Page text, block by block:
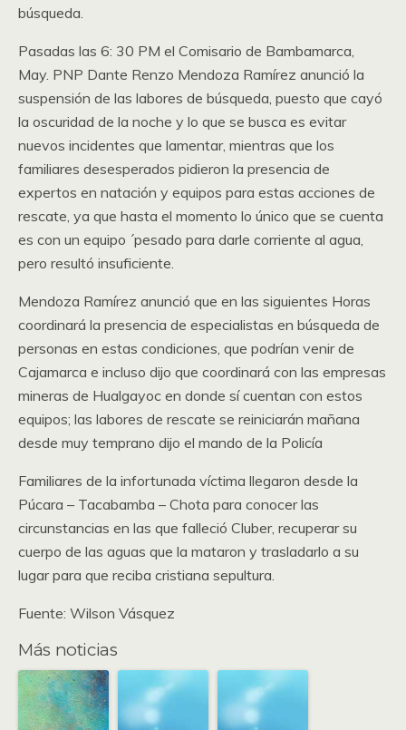
búsqueda.
Pasadas las 6: 30 PM el Comisario de Bambamarca,
May. PNP Dante Renzo Mendoza Ramírez anunció la
suspensión de las labores de búsqueda, puesto que cayó
la oscuridad de la noche y lo que se busca es evitar
nuevos incidentes que lamentar, mientras que los
familiares desesperados pidieron la presencia de
expertos en natación y equipos para estas acciones de
rescate, ya que hasta el momento lo único que se cuenta
es con un equipo ´pesado para darle corriente al agua,
pero resultó insuficiente.
Mendoza Ramírez anunció que en las siguientes Horas
coordinará la presencia de especialistas en búsqueda de
personas en estas condiciones, que podrían venir de
Cajamarca e incluso dijo que coordinará con las empresas
mineras de Hualgayoc en donde sí cuentan con estos
equipos; las labores de rescate se reiniciarán mañana
desde muy temprano dijo el mando de la Policía
Familiares de la infortunada víctima llegaron desde la
Púcara – Tacabamba – Chota para conocer las
circunstancias en las que falleció Cluber, recuperar su
cuerpo de las aguas que la mataron y trasladarlo a su
lugar para que reciba cristiana sepultura.
Fuente: Wilson Vásquez
Más noticias